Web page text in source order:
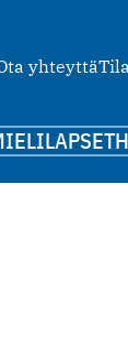
yhteyttä
LAPSET